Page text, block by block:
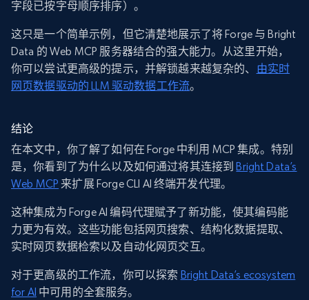
字段已按字母顺序排序）。
这只是一个简单示例，但它清楚地展示了将 Forge 与 Bright
Data 的 Web MCP 服务器结合的强大能力。从这里开始，
你可以尝试更高级的提示，并解锁越来越复杂的、 由实时
网页数据驱动的 LLM 驱动数据工作流。
结论
在本文中，你了解了如何在 Forge 中利用 MCP 集成。特别
是，你看到了为什么以及如何通过将其连接到 Bright Data’s
Web MCP 来扩展 Forge CLI AI 终端开发代理。
这种集成为 Forge AI 编码代理赋予了新功能，使其编码能
力更为有效。这些功能包括网页搜索、结构化数据提取、
实时网页数据检索以及自动化网页交互。
对于更高级的工作流，你可以探索 Bright Data’s ecosystem
for AI 中可用的全套服务。